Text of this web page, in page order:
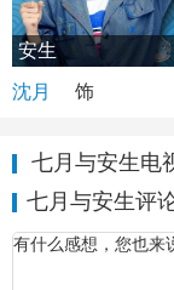
安生
沈月
饰
七月与安生电
七月与安生评